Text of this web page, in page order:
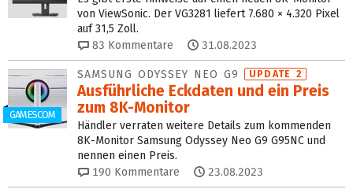
von ViewSonic. Der VG3281 liefert 7.680 × 4.320 Pixel
auf 31,5 Zoll.
83 Kommentare 31.08.2023
GAMESCOM
SAMSUNG ODYSSEY NEO G9 UPDATE 2
Ausführliche Eckdaten und ein Preis
zum 8K-Monitor
Händler verraten weitere Details zum kommenden
8K-Monitor Samsung Odyssey Neo G9 G95NC und
nennen einen Preis.
190 Kommentare 23.08.2023